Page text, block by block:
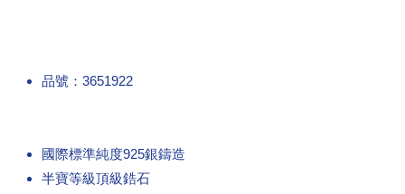
品號：3651922
國際標準純度925銀鑄造
半寶等級頂級鋯石